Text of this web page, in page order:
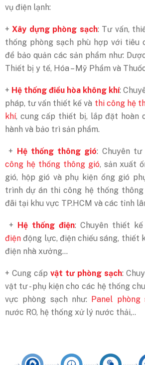
vụ điện lạnh:
+Xây dựng phòng sạch: Tư vấn,
thống phòng sạch phù hợp với tiêu
để bảo quản các sản phẩm như:
Thiết bị y tế, Hóa – Mỹ Phẩm và
+ Hệ thống điều hòa không khí:
pháp, tư vấn thiết kế và thi công hệ
khí, cung cấp thiết bị, lắp đặt hoàn
hành và bảo trì sản phẩm.
+ Hệ thống thông gió: Chuyên
công hệ thống thông gió, sản xuất
gió, hộp gió và phụ kiện ống gió
trình dự án thi công hệ thống
đãi tại khu vực TP.HCM và các tỉnh
+ Hệ thống điện: Chuyên thiết kế
điện động lực, điện chiếu sáng, thiết
điện nhà xưởng...
+ Cung cấp vật tư phòng sạch:
vật tư - phụ kiện cho các hệ thống
vực phòng sạch như:
Panel phòng
nước RO, hệ thống xử lý nước thải,..